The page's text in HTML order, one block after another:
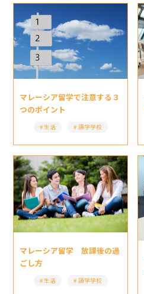
マレーシア留学で注意する３
つのポイント
生活 語学学校
マレーシア留学 放課後の過
ごし方
生活 語学学校